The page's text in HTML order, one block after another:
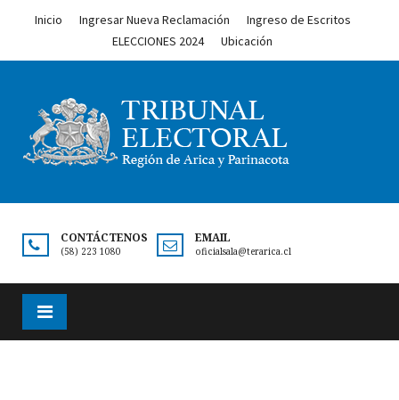
Inicio Ingresar Nueva Reclamación
Ingreso de Escritos
ELECCIONES 2024
Ubicación
CONTÁCTENOS
(58) 223 1080
EMAIL
oficialsala@terarica.cl